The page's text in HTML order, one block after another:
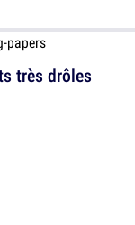
très drôles